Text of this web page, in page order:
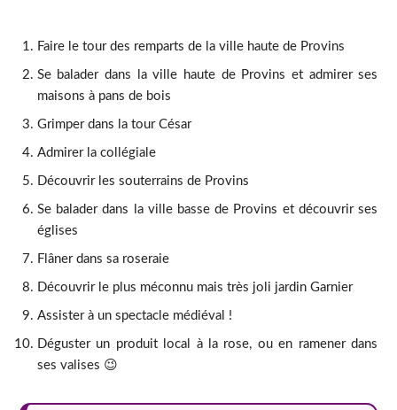
Faire le tour des remparts de la ville haute de Provins
Se balader dans la ville haute de Provins et admirer ses
maisons à pans de bois
Grimper dans la tour César
Admirer la collégiale
Découvrir les souterrains de Provins
Se balader dans la ville basse de Provins et découvrir ses
églises
Flâner dans sa roseraie
Découvrir le plus méconnu mais très joli jardin Garnier
Assister à un spectacle médiéval !
Déguster un produit local à la rose, ou en ramener dans
ses valises 😉